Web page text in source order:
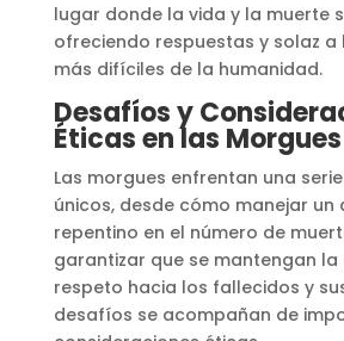
lugar donde la vida y la muerte
ofreciendo respuestas y solaz
más difíciles de la humanidad.
Desafíos y
Éticas en las Morgues
Las morgues enfrentan una
únicos, desde cómo manejar un
repentino en el número de
garantizar que se mantengan la
respeto hacia los fallecidos y
desafíos se acompañan de